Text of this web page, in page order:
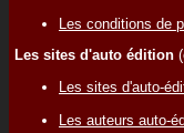
Les conditions de
Les sites d'auto édition
Les sites d'auto-
Les auteurs auto-